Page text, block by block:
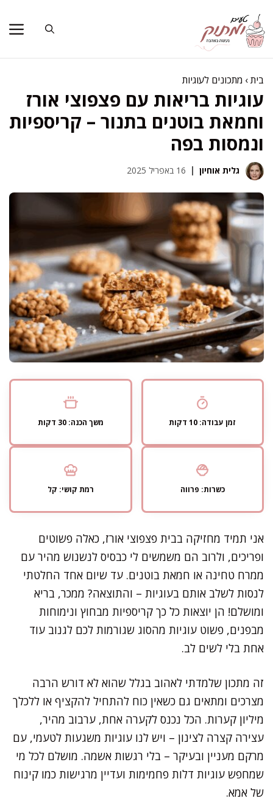
לתוכן
בית› מתכונים לעוגיות
עוגיות בריאות עם פצפוצי אורז
וחמאת בוטנים בתנור – קריספיות
ונמסות בפה
גלית אוחיון 16 באפריל 2025
זמן עבודה: 10 דקות משך הכנה: 30 דקות
כשרות: פרווה רמת קושי: קל
אני תמיד מחזיקה בבית פצפוצי אורז, כאלה פשוטים
ופריכים, ולרוב הם משמשים לי כבסיס לנשנוש מהיר עם
ממרח טחינה או חמאת בוטנים. עד שיום אחד החלטתי
לנסות לשלב אותם בעוגיות – והתוצאה? ממכר, בריא
ומושלם! הן יוצאות כל כך קריספיות מבחוץ ונימוחות
מבפנים, פשוט עוגיות מהסוג שגורמות לכם לגנוב עוד
אחת בלי לשים לב.
זה מתכון שלמדתי לאהוב בגלל שהוא לא דורש הרבה
מצרכים ומתאים גם כשאין כוח להתחיל להקציף או ללכלך
מיליון קערות. הכל נכנס לקערה אחת, ערבוב מהיר,
עצירה קצרה לצינון – ויש לנו עוגיות משגעות לטעמי, עם
מרקם מעניין ובעיקר – בלי רגשות אשמה. מושלם לכל מי
שמחפש עוגיות דלות פחמימות ועדיין מרגישות כמו קינוח
של אמא.